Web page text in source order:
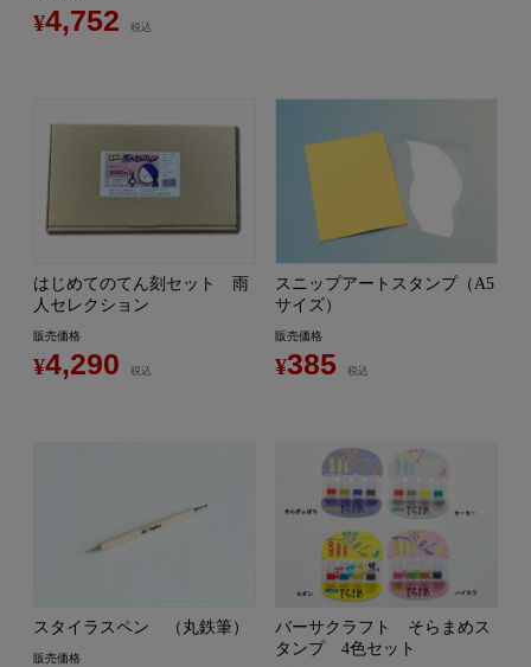
¥4,752 税込
はじめてのてん刻セット 雨
人セレクション
販売価格
¥4,290 税込
スニップアートスタンプ（A5
サイズ）
販売価格
¥385 税込
スタイラスペン （丸鉄筆）
販売価格
バーサクラフト そらまめス
タンプ 4色セット